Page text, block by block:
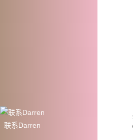
联系Darren